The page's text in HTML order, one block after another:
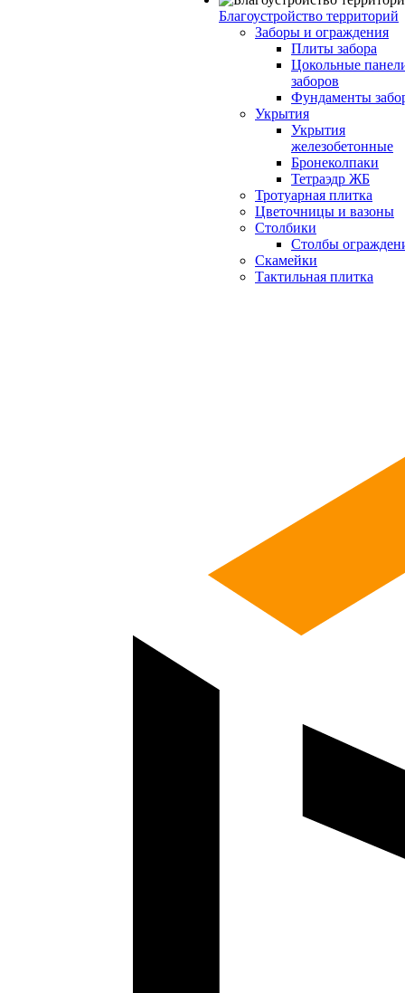
Благоустройство территорий
Заборы и ограждения
Плиты забора
Цокольные
заборов
Фундаменты
Укрытия
Укрытия
железобетонные
Бронеколпаки
Тетраэдр ЖБ
Тротуарная плитка
Цветочницы и вазоны
Столбики
Столбы
Скамейки
Тактильная плитка